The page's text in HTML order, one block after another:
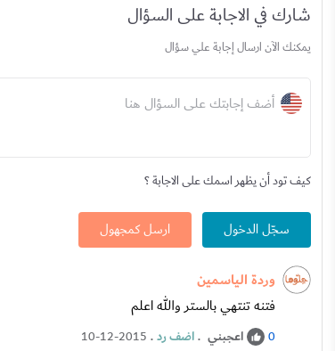
شارك في الاجابة على السؤال
يمكنك الآن ارسال إجابة علي سؤال
أضف إجابتك على السؤال هنا
كيف تود أن يظهر اسمك على الاجابة ؟
سجّل الدخول ارسل كمجهول
وردة الياسمين
فتنه تنتهي بالستر والله اعلم
0 اعجبني .اضف رد.
10-12-2015